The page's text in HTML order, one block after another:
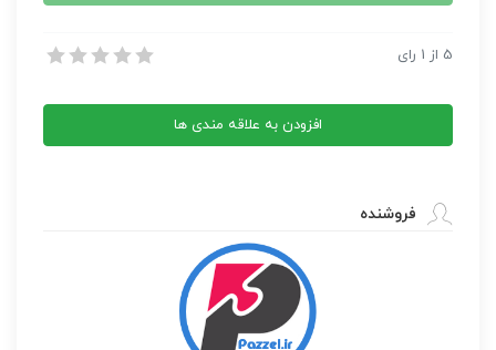
مجله دانش، تکنولوژی و آی تی
5 از 1 رای
افزودن به علاقه مندی ها
فروشنده